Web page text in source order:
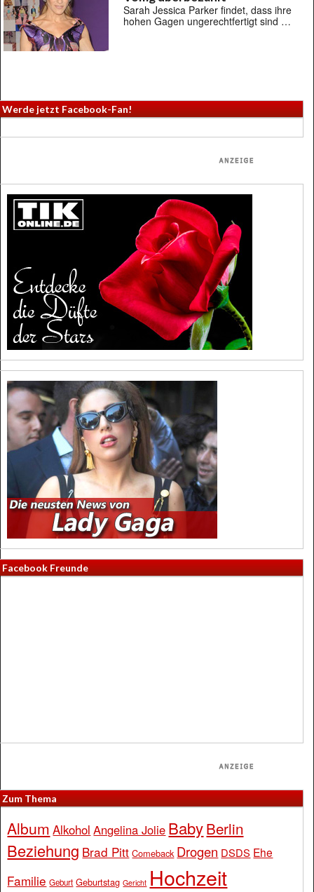
Sarah Jessica Parker findet, dass ihre
hohen Gagen ungerechtfertigt sind …
Werde jetzt Facebook-Fan!
Facebook Freunde
Zum Thema
Album Alkohol Angelina Jolie BabyBerlin
Beziehung Brad Pitt Comeback Drogen DSDS Ehe
Familie Geburt Geburtstag Gericht Hochzeit